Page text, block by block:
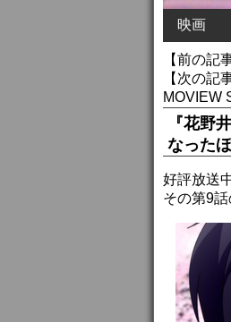
映画
【前の記
【次の記
MOVIEW
『花野
なった
好評放送
その第9話